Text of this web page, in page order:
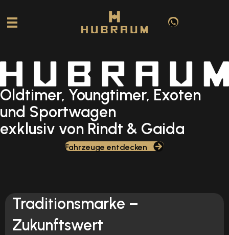
Oldtimer, Youngtimer, Exoten
und Sportwagen
exklusiv von Rindt & Gaida
Fahrzeuge entdecken
Traditionsmarke –
Zukunftswert